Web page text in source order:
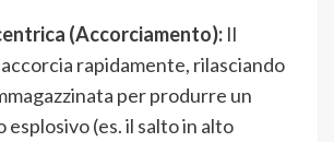
(Accorciamento): Il
rapidamente, rilasciando
per produrre un
esplosivo (es. il salto in alto